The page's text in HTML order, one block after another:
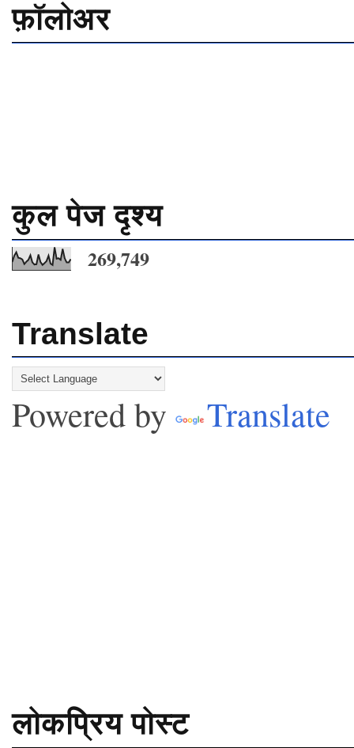
फ़ॉलोअर
कुल पेज दृश्य
269,749
Translate
Powered by Translate
लोकप्रिय पोस्ट